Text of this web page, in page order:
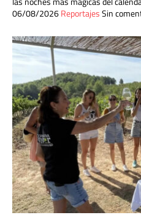
06/08/2026ReportajesSin